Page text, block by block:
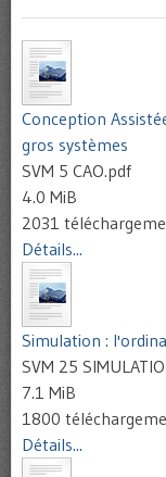
Conception
gros systèmes
SVM 5 CAO.pdf
4.0 MiB
2031
Détails...
Simulation :
SVM 25
7.1 MiB
1800
Détails...